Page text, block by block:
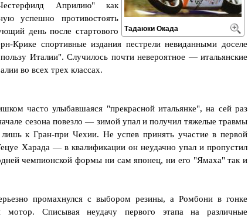
Тадаюки Окада
Априлию" как
успешно противостоять
день после стартового
Крике спортивные издания пестрели невиданными доселе
Италии". Случилось почти невероятное — итальянские
во всех трех классах.
часто улыбавшаяся "прекрасной итальянке", на сей раз
сезона повезло — зимой упал и получил тяжелые травмы
к Гран-при Чехии. Не успев принять участие в первой
Харада — в квалификации он неудачно упал и пропустил
чемпионской формы ни сам японец, ни его "Ямаха" так и
промахнулся с выбором резины, а Ромбони в гонке
мотор. Списывая неудачу первого этапа на различные